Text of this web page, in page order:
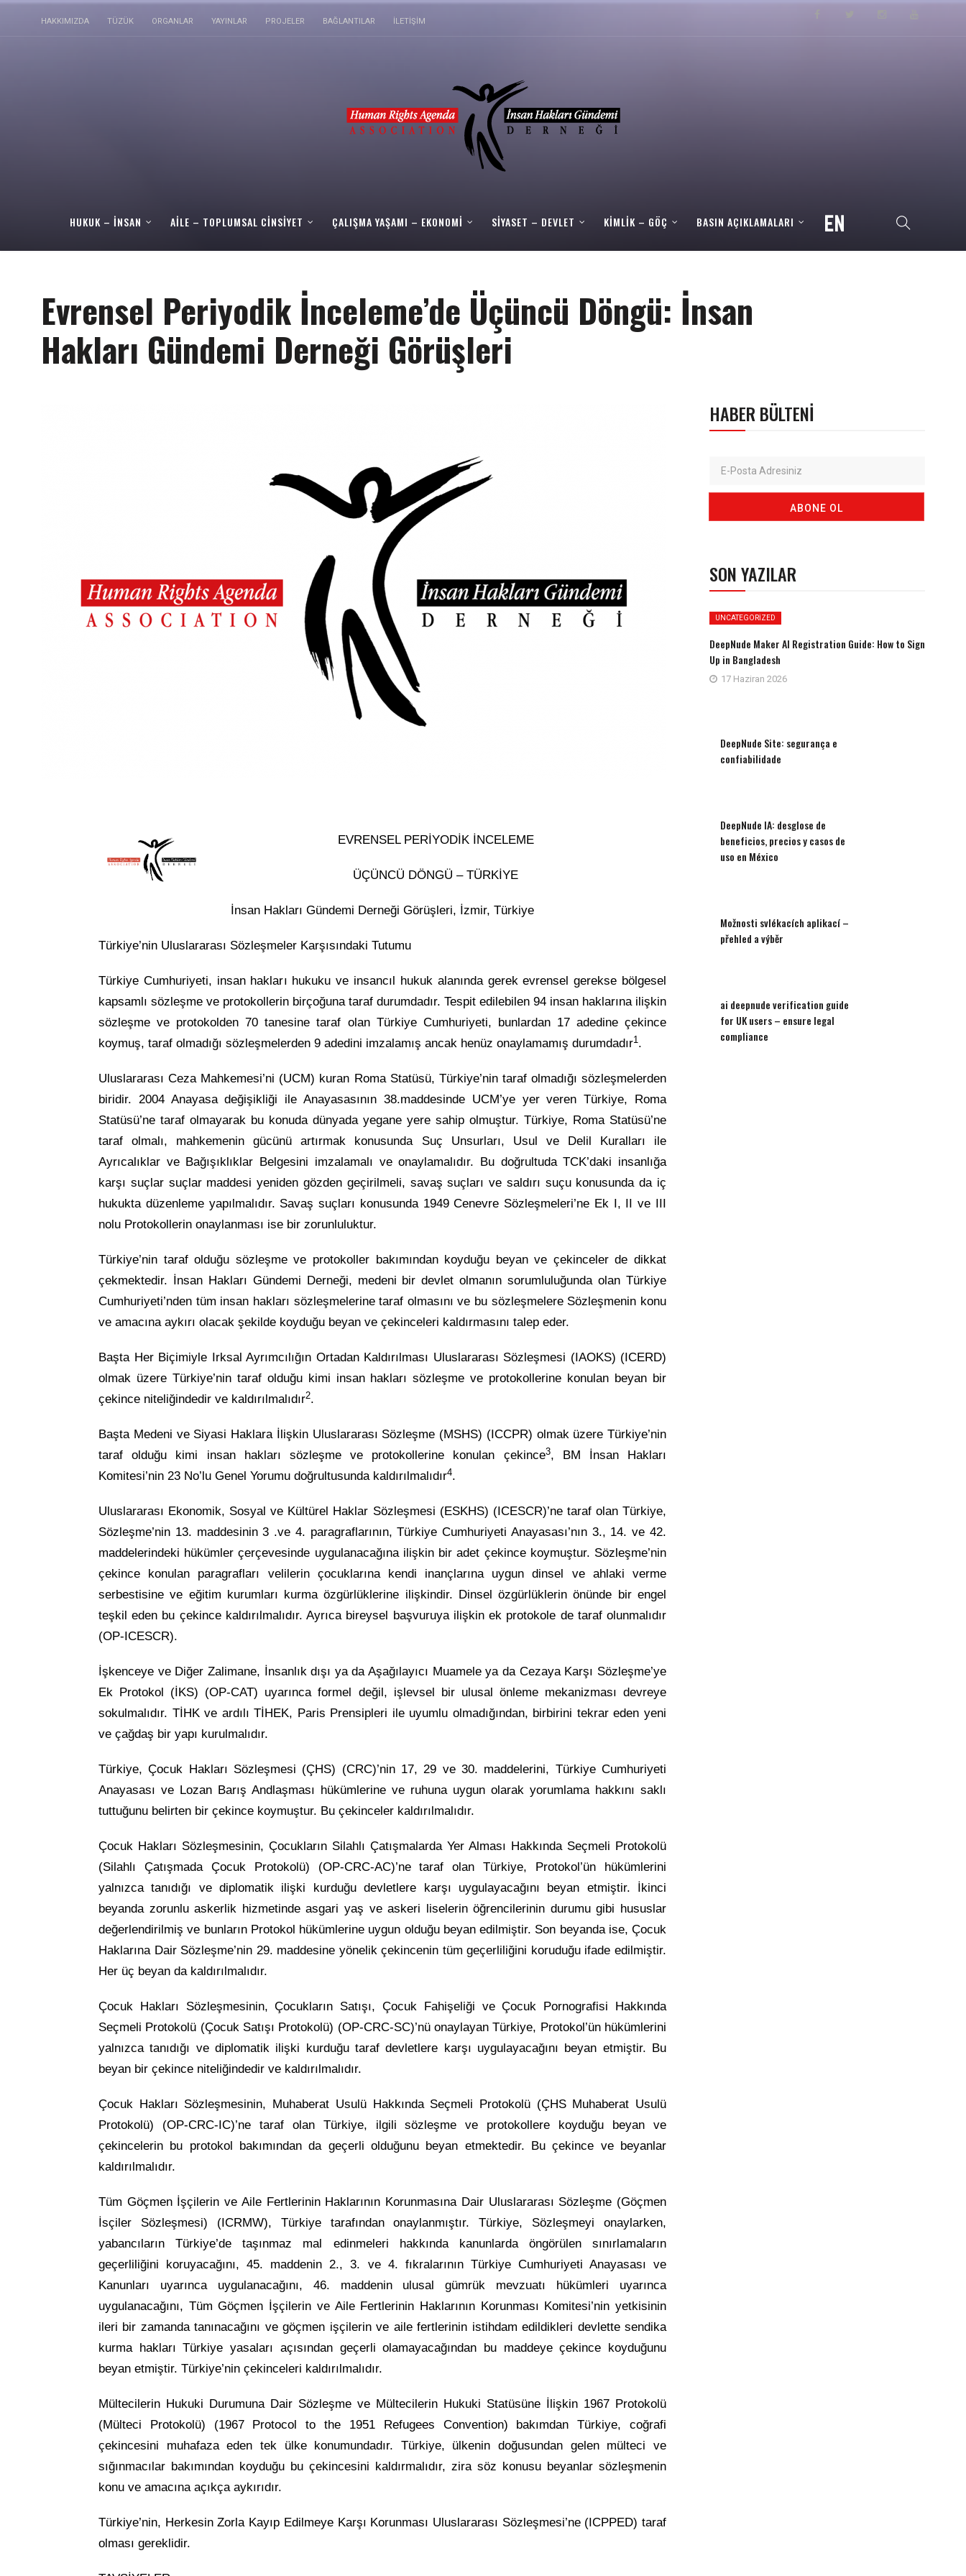
HAKKIMIZDA TÜZÜK ORGANLAR YAYINLAR PROJELER BAĞLANTILAR İLETIŞIM
HUKUK – İNSAN AILE – TOPLUMSAL CINSIYET ÇALIŞMA YAŞAMI – EKONOMI SIYASET – DEVLET KIMLIK – GÖÇ BASIN AÇIKLAMALARI
Evrensel Periyodik İnceleme’de Üçüncü Döngü: İnsan
Hakları Gündemi Derneği Görüşleri
EVRENSEL PERİYODİK İNCELEME
ÜÇÜNCÜ DÖNGÜ – TÜRKİYE
İnsan Hakları Gündemi Derneği Görüşleri, İzmir, Türkiye
Türkiye’nin Uluslararası Sözleşmeler Karşısındaki Tutumu
Türkiye Cumhuriyeti, insan hakları hukuku ve insancıl hukuk alanında gerek evrensel gerekse bölgesel
kapsamlı sözleşme ve protokollerin birçoğuna taraf durumdadır. Tespit edilebilen 94 insan haklarına ilişkin
sözleşme ve protokolden 70 tanesine taraf olan Türkiye Cumhuriyeti, bunlardan 17 adedine çekince
koymuş, taraf olmadığı sözleşmelerden 9 adedini imzalamış ancak henüz onaylamamış durumdadır1 .
Uluslararası Ceza Mahkemesi’ni (UCM) kuran Roma Statüsü, Türkiye’nin taraf olmadığı sözleşmelerden
biridir. 2004 Anayasa değişikliği ile Anayasasının 38.maddesinde UCM’ye yer veren Türkiye, Roma
Statüsü’ne taraf olmayarak bu konuda dünyada yegane yere sahip olmuştur. Türkiye, Roma Statüsü’ne
taraf olmalı, mahkemenin gücünü artırmak konusunda Suç Unsurları, Usul ve Delil Kuralları ile
Ayrıcalıklar ve Bağışıklıklar Belgesini imzalamalı ve onaylamalıdır. Bu doğrultuda TCK’daki insanlığa
karşı suçlar suçlar maddesi yeniden gözden geçirilmeli, savaş suçları ve saldırı suçu konusunda da iç
hukukta düzenleme yapılmalıdır. Savaş suçları konusunda 1949 Cenevre Sözleşmeleri’ne Ek I, II ve III
nolu Protokollerin onaylanması ise bir zorunluluktur.
Türkiye’nin taraf olduğu sözleşme ve protokoller bakımından koyduğu beyan ve çekinceler de dikkat
çekmektedir. İnsan Hakları Gündemi Derneği, medeni bir devlet olmanın sorumluluğunda olan Türkiye
Cumhuriyeti’nden tüm insan hakları sözleşmelerine taraf olmasını ve bu sözleşmelere Sözleşmenin konu
ve amacına aykırı olacak şekilde koyduğu beyan ve çekinceleri kaldırmasını talep eder.
Başta Her Biçimiyle Irksal Ayrımcılığın Ortadan Kaldırılması Uluslararası Sözleşmesi (IAOKS) (ICERD)
olmak üzere Türkiye’nin taraf olduğu kimi insan hakları sözleşme ve protokollerine konulan beyan bir
çekince niteliğindedir ve kaldırılmalıdır2.
Başta Medeni ve Siyasi Haklara İlişkin Uluslararası Sözleşme (MSHS) (ICCPR) olmak üzere Türkiye’nin
taraf olduğu kimi insan hakları sözleşme ve protokollerine konulan çekince3, BM İnsan Hakları
Komitesi’nin 23 No’lu Genel Yorumu doğrultusunda kaldırılmalıdır4.
Uluslararası Ekonomik, Sosyal ve Kültürel Haklar Sözleşmesi (ESKHS) (ICESCR)’ne taraf olan Türkiye,
Sözleşme’nin 13. maddesinin 3 .ve 4. paragraflarının, Türkiye Cumhuriyeti Anayasası’nın 3., 14. ve 42.
maddelerindeki hükümler çerçevesinde uygulanacağına ilişkin bir adet çekince koymuştur. Sözleşme’nin
çekince konulan paragrafları velilerin çocuklarına kendi inançlarına uygun dinsel ve ahlaki verme
serbestisine ve eğitim kurumları kurma özgürlüklerine ilişkindir. Dinsel özgürlüklerin önünde bir engel
teşkil eden bu çekince kaldırılmalıdır. Ayrıca bireysel başvuruya ilişkin ek protokole de taraf olunmalıdır
(OP-ICESCR).
İşkenceye ve Diğer Zalimane, İnsanlık dışı ya da Aşağılayıcı Muamele ya da Cezaya Karşı Sözleşme’ye
Ek Protokol (İKS) (OP-CAT) uyarınca formel değil, işlevsel bir ulusal önleme mekanizması devreye
sokulmalıdır. TİHK ve ardılı TİHEK, Paris Prensipleri ile uyumlu olmadığından, birbirini tekrar eden yeni
ve çağdaş bir yapı kurulmalıdır.
Türkiye, Çocuk Hakları Sözleşmesi (ÇHS) (CRC)’nin 17, 29 ve 30. maddelerini, Türkiye Cumhuriyeti
Anayasası ve Lozan Barış Andlaşması hükümlerine ve ruhuna uygun olarak yorumlama hakkını saklı
tuttuğunu belirten bir çekince koymuştur. Bu çekinceler kaldırılmalıdır.
Çocuk Hakları Sözleşmesinin, Çocukların Silahlı Çatışmalarda Yer Alması Hakkında Seçmeli Protokolü
(Silahlı Çatışmada Çocuk Protokolü) (OP-CRC-AC)’ne taraf olan Türkiye, Protokol’ün hükümlerini
yalnızca tanıdığı ve diplomatik ilişki kurduğu devletlere karşı uygulayacağını beyan etmiştir. İkinci
beyanda zorunlu askerlik hizmetinde asgari yaş ve askeri liselerin öğrencilerinin durumu gibi hususlar
değerlendirilmiş ve bunların Protokol hükümlerine uygun olduğu beyan edilmiştir. Son beyanda ise, Çocuk
Haklarına Dair Sözleşme’nin 29. maddesine yönelik çekincenin tüm geçerliliğini koruduğu ifade edilmiştir.
Her üç beyan da kaldırılmalıdır.
Çocuk Hakları Sözleşmesinin, Çocukların Satışı, Çocuk Fahişeliği ve Çocuk Pornografisi Hakkında
Seçmeli Protokolü (Çocuk Satışı Protokolü) (OP-CRC-SC)’nü onaylayan Türkiye, Protokol’ün hükümlerini
yalnızca tanıdığı ve diplomatik ilişki kurduğu taraf devletlere karşı uygulayacağını beyan etmiştir. Bu
beyan bir çekince niteliğindedir ve kaldırılmalıdır.
Çocuk Hakları Sözleşmesinin, Muhaberat Usulü Hakkında Seçmeli Protokolü (ÇHS Muhaberat Usulü
Protokolü) (OP-CRC-IC)’ne taraf olan Türkiye, ilgili sözleşme ve protokollere koyduğu beyan ve
çekincelerin bu protokol bakımından da geçerli olduğunu beyan etmektedir. Bu çekince ve beyanlar
kaldırılmalıdır.
Tüm Göçmen İşçilerin ve Aile Fertlerinin Haklarının Korunmasına Dair Uluslararası Sözleşme (Göçmen
İsçiler Sözleşmesi) (ICRMW), Türkiye tarafından onaylanmıştır. Türkiye, Sözleşmeyi onaylarken,
yabancıların Türkiye’de taşınmaz mal edinmeleri hakkında kanunlarda öngörülen sınırlamaların
geçerliliğini koruyacağını, 45. maddenin 2., 3. ve 4. fıkralarının Türkiye Cumhuriyeti Anayasası ve
Kanunları uyarınca uygulanacağını, 46. maddenin ulusal gümrük mevzuatı hükümleri uyarınca
uygulanacağını, Tüm Göçmen İşçilerin ve Aile Fertlerinin Haklarının Korunması Komitesi’nin yetkisinin
ileri bir zamanda tanınacağını ve göçmen işçilerin ve aile fertlerinin istihdam edildikleri devlette sendika
kurma hakları Türkiye yasaları açısından geçerli olamayacağından bu maddeye çekince koyduğunu
beyan etmiştir. Türkiye’nin çekinceleri kaldırılmalıdır.
Mültecilerin Hukuki Durumuna Dair Sözleşme ve Mültecilerin Hukuki Statüsüne İlişkin 1967 Protokolü
(Mülteci Protokolü) (1967 Protocol to the 1951 Refugees Convention) bakımdan Türkiye, coğrafi
çekincesini muhafaza eden tek ülke konumundadır. Türkiye, ülkenin doğusundan gelen mülteci ve
sığınmacılar bakımından koyduğu bu çekincesini kaldırmalıdır, zira söz konusu beyanlar sözleşmenin
konu ve amacına açıkça aykırıdır.
Türkiye’nin, Herkesin Zorla Kayıp Edilmeye Karşı Korunması Uluslararası Sözleşmesi’ne (ICPPED) taraf
olması gereklidir.
HABER BÜLTENI
SON YAZILAR
UNCATEGORIZED
DeepNude Maker AI Registration Guide: How to Sign
Up in Bangladesh
17 Haziran 2026
DeepNude Site: segurança e
confiabilidade
DeepNude IA: desglose de
beneficios, precios y casos de
uso en México
Možnosti svlékacích aplikací –
přehled a výběr
ai deepnude verification guide
for UK users – ensure legal
compliance